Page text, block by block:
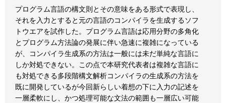
プログラム言語の構文則とその意味をある形式で表現し、
それを入力とすると元の言語のコンパイラを生成するソフ
トウエアを試作した。プログラム言語は応用分野の多角化
とプログラム方法論の発展に伴い急速に複雑になっている
が、コンパイラ生成系の方法は一般には未だ単純な言語に
しか対処できない。この点で本研究代表者は複雑な言語に
も対処できる多段階構文解析コンパイラの生成系の方法を
既に開発しているが今回新らしい着想の下に入力の記述を
一層柔軟にし、かつ処理可能な文法の範囲も一層広い可能